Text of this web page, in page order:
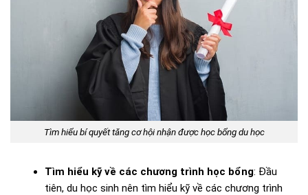
Tìm hiểu bí quyết tăng cơ hội nhận được học bổng du học
Tìm hiểu kỹ về các chương trình học bổng: Đầu
tiên, du học sinh nên tìm hiểu kỹ về các chương trình